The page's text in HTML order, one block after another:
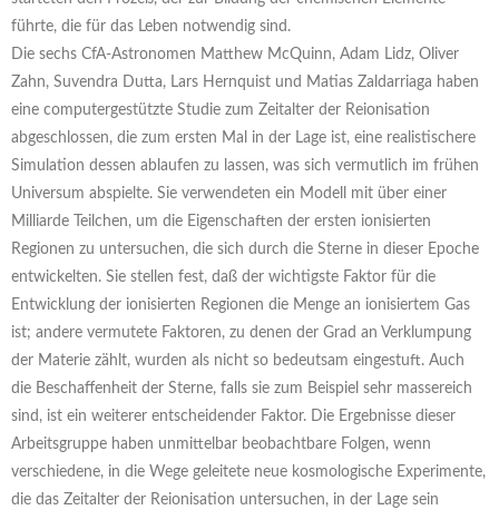
führte, die für das Leben notwendig sind.
Die sechs CfA-Astronomen Matthew McQuinn, Adam Lidz, Oliver
Zahn, Suvendra Dutta, Lars Hernquist und Matias Zaldarriaga haben
eine computergestützte Studie zum Zeitalter der Reionisation
abgeschlossen, die zum ersten Mal in der Lage ist, eine realistischere
Simulation dessen ablaufen zu lassen, was sich vermutlich im frühen
Universum abspielte. Sie verwendeten ein Modell mit über einer
Milliarde Teilchen, um die Eigenschaften der ersten ionisierten
Regionen zu untersuchen, die sich durch die Sterne in dieser Epoche
entwickelten. Sie stellen fest, daß der wichtigste Faktor für die
Entwicklung der ionisierten Regionen die Menge an ionisiertem Gas
ist; andere vermutete Faktoren, zu denen der Grad an Verklumpung
der Materie zählt, wurden als nicht so bedeutsam eingestuft. Auch
die Beschaffenheit der Sterne, falls sie zum Beispiel sehr massereich
sind, ist ein weiterer entscheidender Faktor. Die Ergebnisse dieser
Arbeitsgruppe haben unmittelbar beobachtbare Folgen, wenn
verschiedene, in die Wege geleitete neue kosmologische Experimente,
die das Zeitalter der Reionisation untersuchen, in der Lage sein